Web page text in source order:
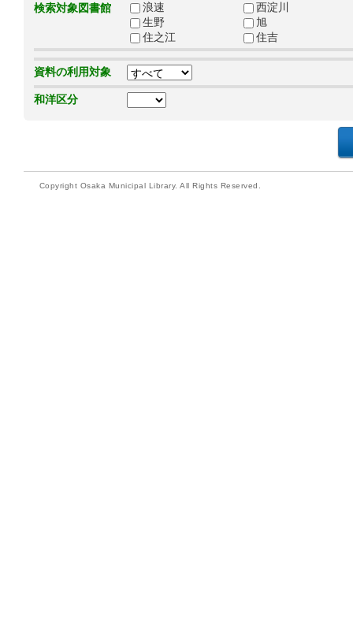
検索対象図書館
浪速
西淀川
生野
旭
住之江
住吉
資料の利用対象
和洋区分
Copyright Osaka Municipal Library. All Rights Reserved.